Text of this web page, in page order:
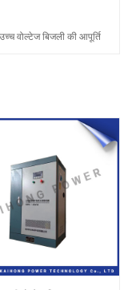
वोल्टेज बिजली की आपूर्ति